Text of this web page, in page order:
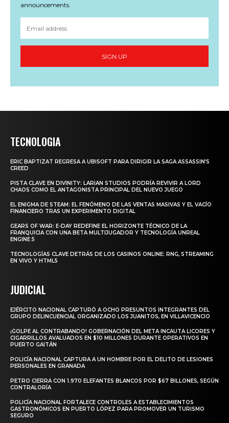
announcements.
SIGN UP
TECNOLOGIA
ERIC BAPTIZAT REGRESA A UBISOFT PARA DIRIGIR LA SAGA ASSASSIN’S
CREED
PISTA CLAVE EN DIVINITY: LARIAN STUDIOS PODRÍA REVIVIR A LORD
CHAOS COMO EL ANTAGONISTA PRINCIPAL DEL NUEVO JUEGO
EL ENIGMA DE STEAM: EL FENÓMENO DE LAS VENTAS MASIVAS Y EL VACÍO
FINANCIERO TRAS UN EXPERIMENTO DIGITAL
GEARS OF WAR: E-DAY REDEFINE EL HORIZONTE TÉCNICO DE LA
FRANQUICIA CON UNA BETA MULTIJUGADOR Y TECNOLOGÍA UNREAL
ENGINE 5
TECNOLOGÍAS CLAVE DETRÁS DE LOS CASINOS ONLINE: RNG, STREAMING
EN VIVO Y HTML5
JUDICIAL
EJÉRCITO NACIONAL CAPTURÓ A OCHO PRESUNTOS INTEGRANTES DEL
GRUPO DELINCUENCIAL ORGANIZADO LOS JUANITOS, EN VILLAVICENCIO
¡GOLPE AL CONTRABANDO! GOBERNACIÓN DEL META INCAUTA LICORES Y
CIGARRILLOS AVALUADOS EN $10 MILLONES DURANTE OPERATIVOS EN
PUERTO GAITÁN
POLICÍA NACIONAL CAPTURA A UN HOMBRE POR EL DELITO DE LESIONES
PERSONALES EN GRANADA
PETRO CIERRA CON 1.970 ELEFANTES BLANCOS POR $67 BILLONES, SEGÚN
CONTRALORÍA
POLICÍA NACIONAL FORTALECE CONTROLES A ESTABLECIMIENTOS
GASTRONÓMICOS EN PUERTO LÓPEZ PARA PROMOVER UN TURISMO
SEGURO